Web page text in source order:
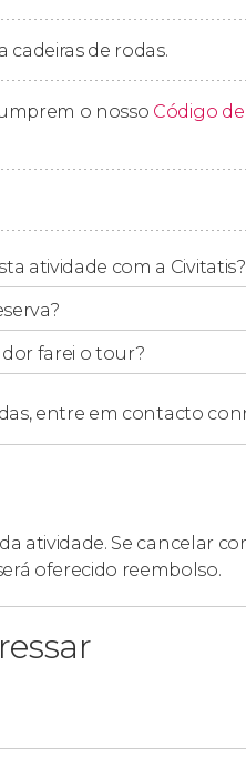
sobre opassado nativo da
de um aperitivo.
com retirada no horário
cadeiras de rodas.
o nosso Código
atividade com a Civitatis?
farei o tour?
entre em contacto
atividade. Se cancelar
oferecido reembolso.